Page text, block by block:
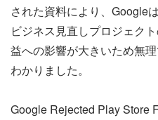
された資料により、Google
ビジネス見直しプロジェク
益への影響が大きいため無
わかりました。
Google Rejected Play Store